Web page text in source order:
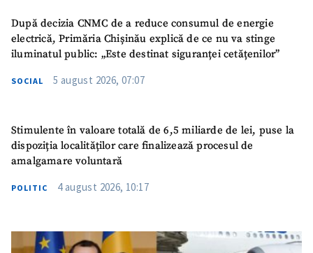
După decizia CNMC de a reduce consumul de energie
electrică, Primăria Chișinău explică de ce nu va stinge
iluminatul public: „Este destinat siguranței cetățenilor”
SOCIAL 5 august 2026, 07:07
Stimulente în valoare totală de 6,5 miliarde de lei, puse la
dispoziția localităților care finalizează procesul de
amalgamare voluntară
POLITIC 4 august 2026, 10:17